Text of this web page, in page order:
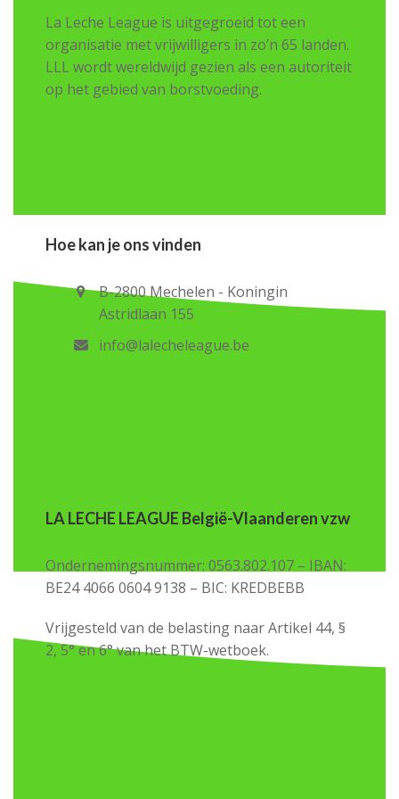
La Leche League is uitgegroeid tot een
organisatie met vrijwilligers in zo’n 65 landen.
LLL wordt wereldwijd gezien als een autoriteit
op het gebied van borstvoeding.
Hoe kan je ons vinden
B-2800 Mechelen - Koningin
Astridlaan 155
info@lalecheleague.be
LA LECHE LEAGUE België-Vlaanderen vzw
Ondernemingsnummer: 0563.802.107 – IBAN:
BE24 4066 0604 9138 – BIC: KREDBEBB
Vrijgesteld van de belasting naar Artikel 44, §
2, 5° en 6° van het BTW-wetboek.